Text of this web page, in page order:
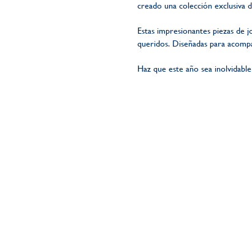
creado una colección exclusiva
Estas impresionantes piezas de
queridos. Diseñadas para
Haz que este año sea